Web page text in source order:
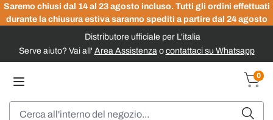
Saremo chiusi dal 14 al 23 agosto incluso. Tutti gli ordini effettuati
durante la chiusura estiva saranno spediti a partire dal 24 agosto
Distributore ufficiale per L'italia
Serve aiuto? Vai all' Area Assistenzao contattaci su Whatsapp
0